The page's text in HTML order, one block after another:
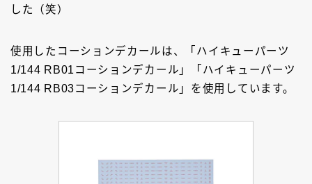
した（笑）
使用したコーションデカールは、「ハイキューパーツ
1/144 RB01コーションデカール」「ハイキューパーツ
1/144 RB03コーションデカール」を使用しています。